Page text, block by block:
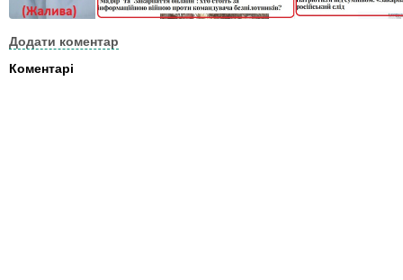
Додати коментар
Коментарі